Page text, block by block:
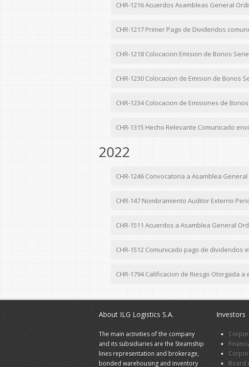
CHR-1216 Acuerdos Asambleas General
CHR-1217 Primer Pago de Dividendos
CHR-1218 Colocacion Emision de Bonos
CHR-1230 Colocacion de Emision de Bonos
CHR-1234 Colocacion de Emisiones de
CHR-1315 Hecho Relevante Comunicado
2022
CHR-1246 Convocatoria a Asamblea
CHR-147 Nombramiento Auditor Externo
CHR-1511 Acuerdos a Asamblea General
CHR-1512 Comunicado pago de dividendos
CHR-1794 Calificacion de Riesgo Otorgada a
About ILG Logistics S.A.
The main activities of the company
and its subsidiaries are the Steamship
lines representation and brokerage,
bonded warehousing and inventory
Investors
Board